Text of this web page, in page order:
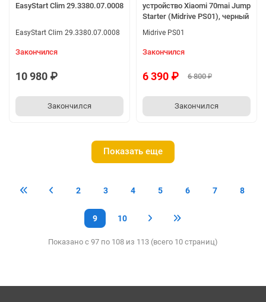
EasyStart Clim 29.3380.07.0008
EasyStart Clim 29.3380.07.0008
Закончился
10 980 ₽
Закончился
устройство Xiaomi 70mai Jump
Starter (Midrive PS01), черный
Midrive PS01
Закончился
6 390 ₽ 6 800 ₽
Закончился
Показать еще
2 3 4 5 6 7 8
9 10
Показано с 97 по 108 из 113 (всего 10 страниц)